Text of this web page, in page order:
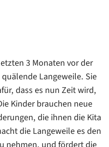
3 Monaten vor der
Langeweile. Sie
dass es nun Zeit wird,
Kinder brauchen neue
die ihnen die Kita
die Langeweile es den